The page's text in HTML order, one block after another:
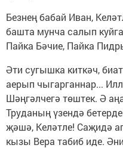
Безнең бабай Иван,
башта мунча салып
Пайка Бәчие, Пайка
Әти сугышка киткәч,
аерып чыгарганнар...
Шәңгәлчегә төштек. Ә
Труданың үзендә
җәшә, Келәтле! Саҗидә
кызы Вера табиб иде.